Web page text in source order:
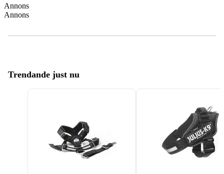
Annons
Annons
Trendande just nu